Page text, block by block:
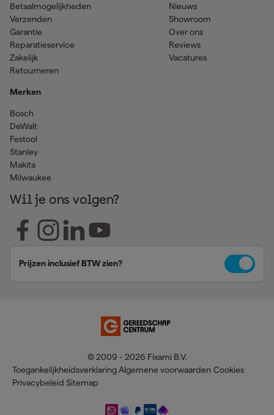
Betaalmogelijkheden
Verzenden
Garantie
Reparatieservice
Zakelijk
Retourneren
Merken
Bosch
DeWalt
Festool
Stanley
Makita
Milwaukee
Nieuws
Showroom
Over ons
Reviews
Vacatures
Wil je ons volgen?
Prijzen inclusief BTW zien?
© 2009 - 2026 Fixami B.V.
Toegankelijkheidsverklaring Algemene voorwaarden Cookies
Privacybeleid Sitemap